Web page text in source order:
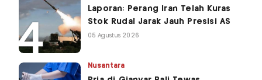
Laporan: Perang Iran Telah Kuras
Stok Rudal Jarak Jauh Presisi AS
05 Agustus 2026
Nusantara